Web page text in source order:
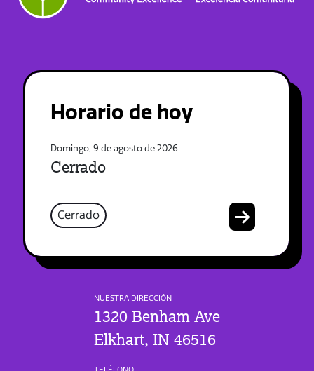
Horario de hoy
Domingo, 9 de agosto de 2026
Cerrado
Cerrado
NUESTRA DIRECCIÓN
1320 Benham Ave
Elkhart, IN 46516